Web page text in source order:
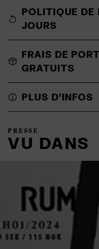
POLITIQUE DE
JOURS
FRAIS DE
GRATUITS
PLUS D'INFOS
PRESSE
VU DANS